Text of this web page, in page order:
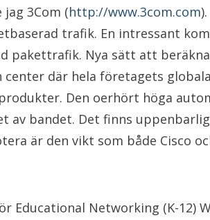
3Com (http://www.3com.com
trafik. En intressant
pakettrafik. Nya sätt att
där hela företagets
Den oerhört höga
av bandet. Det finns
är den vikt som både Cisco
Educational Networking (K-12)